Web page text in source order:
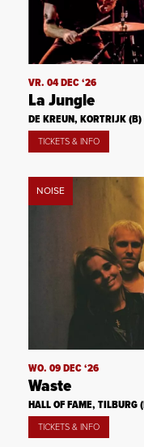
VR. 04 DEC ‘26
La Jungle
DE KREUN, KORTRIJK (B)
TICKETS & INFO
NOISE
WO. 09 DEC ‘26
Waste
HALL OF FAME, TILBURG
TICKETS & INFO